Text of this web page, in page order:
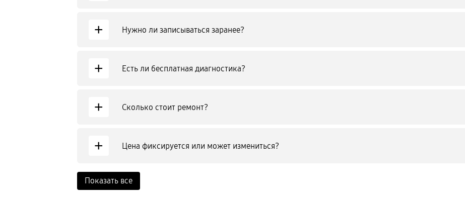
+ Нужно ли записываться заранее?
+ Есть ли бесплатная диагностика?
+ Сколько стоит ремонт?
+ Цена фиксируется или может измениться?
Показать все